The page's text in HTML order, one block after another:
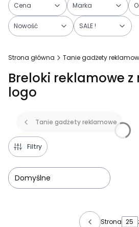
Cena Marka
Nowość SALE !
Strona główna Tanie gadżety
Breloki reklamowe
logo
Tanie gadżety reklamowe
Filtry
Domyślne
Strona